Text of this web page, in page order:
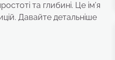
та глибині. Це ім’я
Давайте детальніше